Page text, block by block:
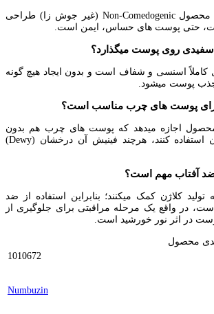
خیر، فرمولاسیون این محصول Non-Comedogenic (غیر جوش زا) طراحی
حتی پوست های حساس، ایمن است.
کاملاً اسنسی و شفاف است و بدون ایجاد هیچ گونه
پوست میشود.
اجازه میدهد که پوست های چرب هم بدون
احساس سنگینی از آن استفاده کنند، هرچند فینیش آن درخشان (Dewy)
تولید کلاژن کمک میکنند؛ بنابراین استفاده از ضد
است، در واقع یک مرحله مراقبتی برای جلوگیری از
در اثر نور خورشید است.
محصول
1010672
Numbuzin